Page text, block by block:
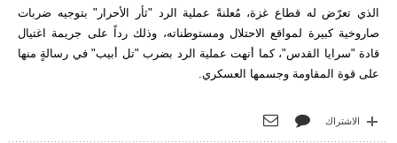
الذي تعرّض له قطاع غزة، مُعلنةً عملية الرد "ثأر الأحرار" بتوجيه ضربات
صاروخية كبيرة لمواقع الاحتلال ومستوطناته، وذلك رداً على جريمة اغتيال
قادة "سرايا القدس"، كما أنهت عملية الرد بضرب "تل أبيب" في رسالةٍ منها
على قوة المقاومة وجسمها العسكري.
الاشتراك